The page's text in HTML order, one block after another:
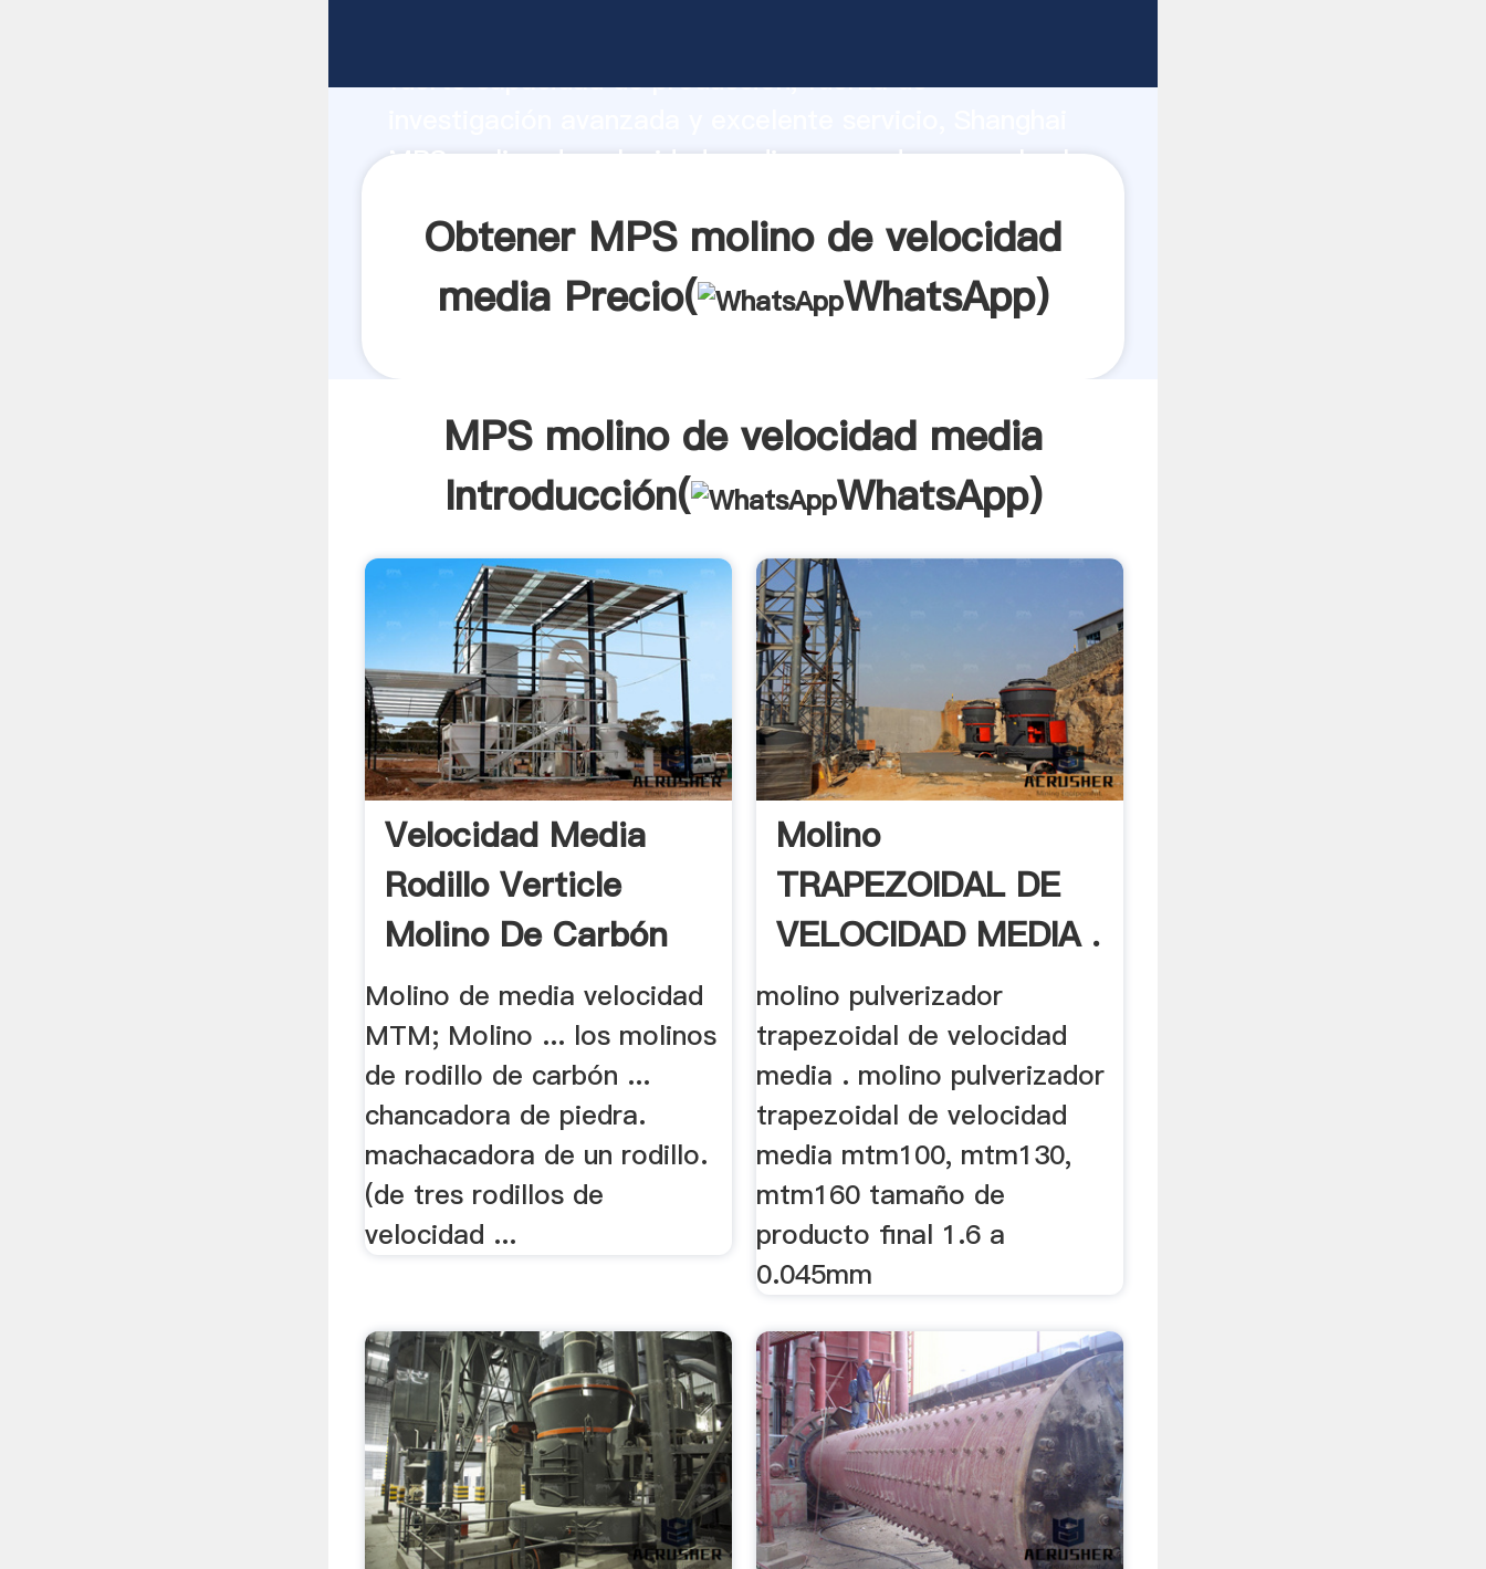
fuerte capacidad de producción, fuerza de
MPS molino de velocidad media proveedor crea el valor
Obtener MPS molino de velocidad
media Precio(
WhatsApp)
MPS molino de velocidad media
Introducción(
WhatsApp)
Velocidad Media
Rodillo Verticle
Molino De Carbón
Molino de media velocidad
MTM; Molino ... los molinos
de rodillo de carbón ...
chancadora de piedra.
machacadora de un rodillo.
(de tres rodillos de
velocidad ...
Molino
TRAPEZOIDAL DE
VELOCIDAD MEDIA .
molino pulverizador
trapezoidal de velocidad
media . molino pulverizador
trapezoidal de velocidad
media mtm100, mtm130,
mtm160 tamaño de
producto final 1.6 a
0.045mm